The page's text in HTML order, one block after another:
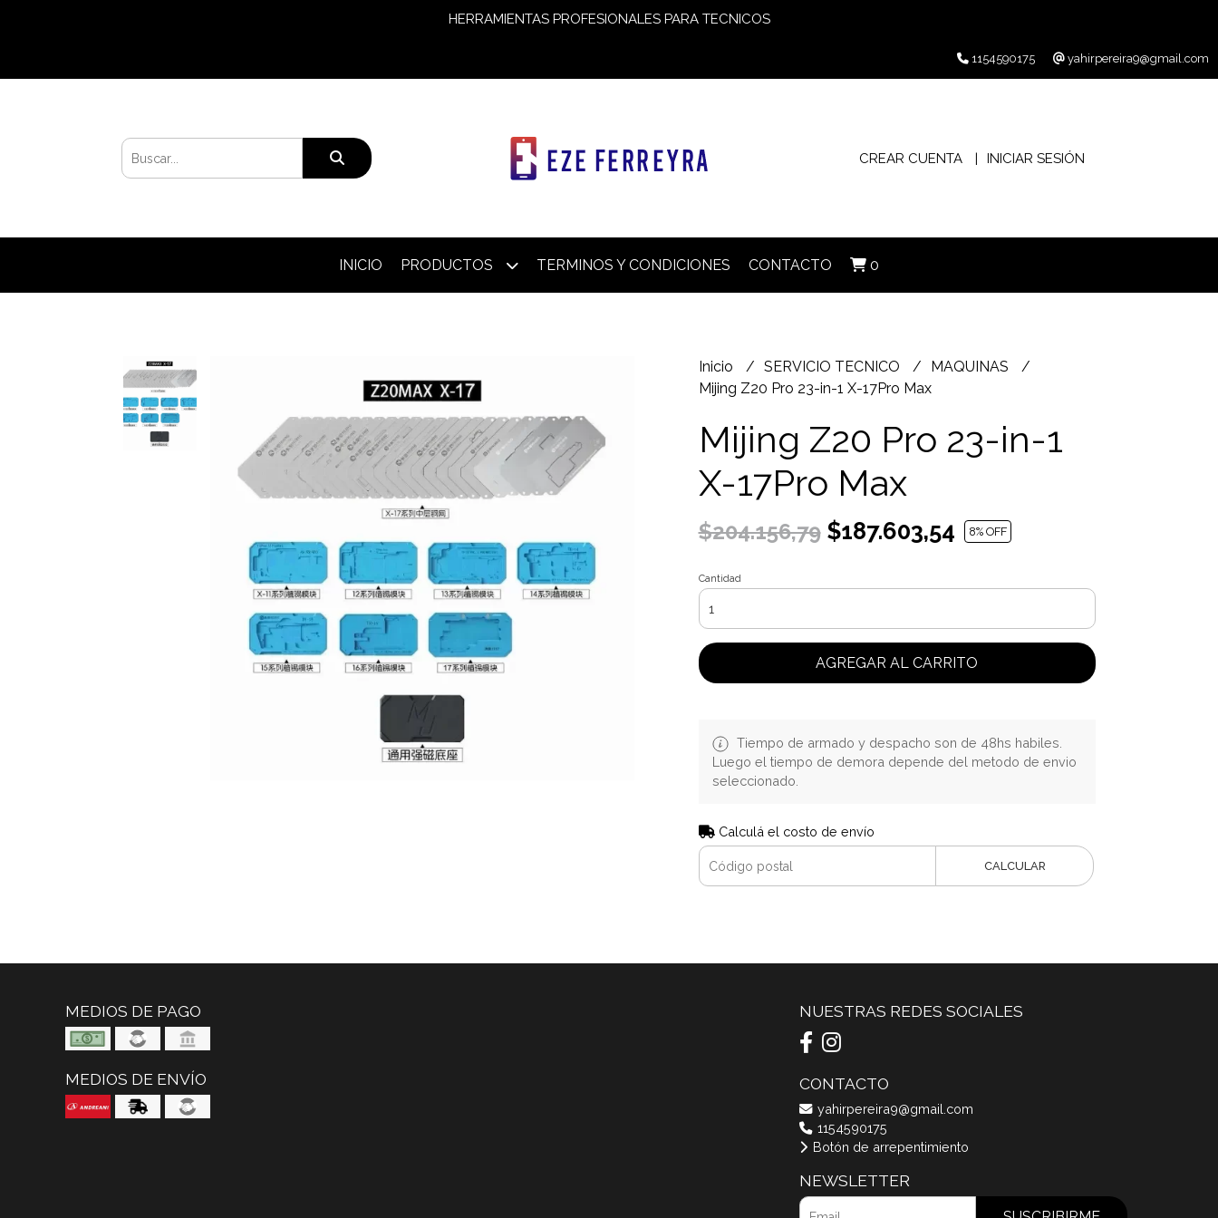
HERRAMIENTAS PROFESIONALES PARA TECNICOS
1154590175 yahirpereira9@gmail.com
CREAR CUENTA INICIAR SESIÓN
INICIO PRODUCTOS TERMINOS Y CONDICIONES CONTACTO 0
Inicio SERVICIO TECNICO
MAQUINAS
Mijing Z20 Pro 23-in-1 X-17Pro Max
Mijing Z20 Pro 23-in-1
X-17Pro Max
$204.156,79$187.603,54 8% OFF
Cantidad
AGREGAR AL CARRITO
Tiempo de armado y despacho son de 48hs habiles.
Luego el tiempo de demora depende del metodo de envio
seleccionado.
Calculá el costo de envío
CALCULAR
MEDIOS DE PAGO
MEDIOS DE ENVÍO
NUESTRAS REDES SOCIALES
CONTACTO
yahirpereira9@gmail.com
1154590175
Botón de arrepentimiento
NEWSLETTER